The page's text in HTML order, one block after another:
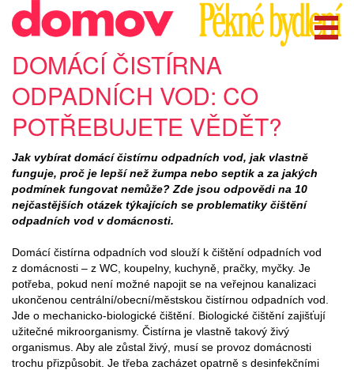
DOMÁCÍ ČISTÍRNA
ODPADNÍCH VOD: CO
POTŘEBUJETE VĚDĚT?
Jak vybírat domácí čistírnu odpadních vod, jak vlastně
funguje, proč je lepší než žumpa nebo septik a za jakých
podmínek fungovat nemůže? Zde jsou odpovědi na 10
nejčastějších otázek týkajících se problematiky čištění
odpadních vod v domácnosti.
Domácí čistírna odpadních vod slouží k čištění odpadních vod
z domácnosti – z WC, koupelny, kuchyně, pračky, myčky. Je
potřeba, pokud není možné napojit se na veřejnou kanalizaci
ukončenou centrální/obecní/městskou čistírnou odpadních vod.
Jde o mechanicko-biologické čištění. Biologické čištění zajišťují
užitečné mikroorganismy. Čistírna je vlastně takový živý
organismus. Aby ale zůstal živý, musí se provoz domácnosti
trochu přizpůsobit. Je třeba zacházet opatrně s desinfekčními